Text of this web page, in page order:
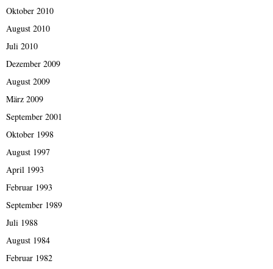
Oktober 2010
August 2010
Juli 2010
Dezember 2009
August 2009
März 2009
September 2001
Oktober 1998
August 1997
April 1993
Februar 1993
September 1989
Juli 1988
August 1984
Februar 1982